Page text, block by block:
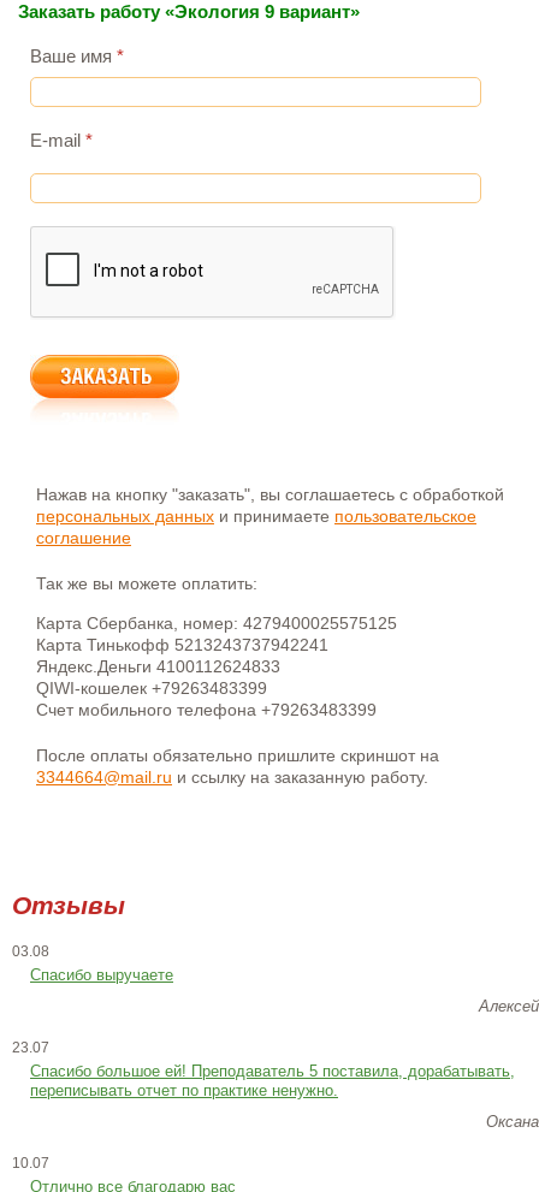
Заказать работу «Экология 9 вариант»
Ваше имя *
E-mail *
Нажав на кнопку "заказать", вы соглашаетесь с обработкой
персональных данных и принимаете пользовательское
соглашение
Так же вы можете оплатить:
Карта Сбербанка, номер: 4279400025575125
Карта Тинькофф 5213243737942241
Яндекс.Деньги 4100112624833
QIWI-кошелек +79263483399
Счет мобильного телефона +79263483399
После оплаты обязательно пришлите скриншот на
3344664@mail.ru и ссылку на заказанную работу.
Отзывы
03.08
Спасибо выручаете
Алексей
23.07
Cпасибо большое ей! Преподаватель 5 поставила, дорабатывать,
переписывать отчет по практике ненужно.
Оксана
10.07
Отлично все благодарю вас